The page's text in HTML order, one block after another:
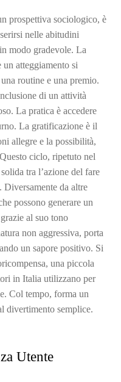
prospettiva sociologico, è
nelle abitudini
modo gradevole. La
atteggiamento si
routine e una premio.
di un attività
La pratica è accedere
La gratificazione è il
allegre e la possibilità,
ciclo, ripetuto nel
tra l’azione del fare
Diversamente da altre
possono generare un
al suo tono
non aggressiva, porta
un sapore positivo. Si
una piccola
in Italia utilizzano per
Col tempo, forma un
divertimento semplice.
Utente